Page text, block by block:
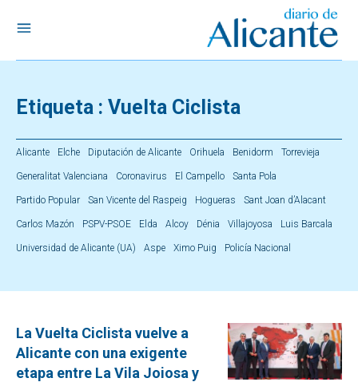
Etiqueta : Vuelta Ciclista
Alicante Elche Diputación de Alicante Orihuela Benidorm Torrevieja
Generalitat Valenciana Coronavirus El Campello Santa Pola
Partido Popular San Vicente del Raspeig Hogueras Sant Joan d’Alacant
Carlos Mazón PSPV-PSOE Elda Alcoy Dénia Villajoyosa Luis Barcala
Universidad de Alicante (UA) Aspe Ximo Puig Policía Nacional
La Vuelta Ciclista vuelve a
Alicante con una exigente
etapa entre La Vila Joiosa y